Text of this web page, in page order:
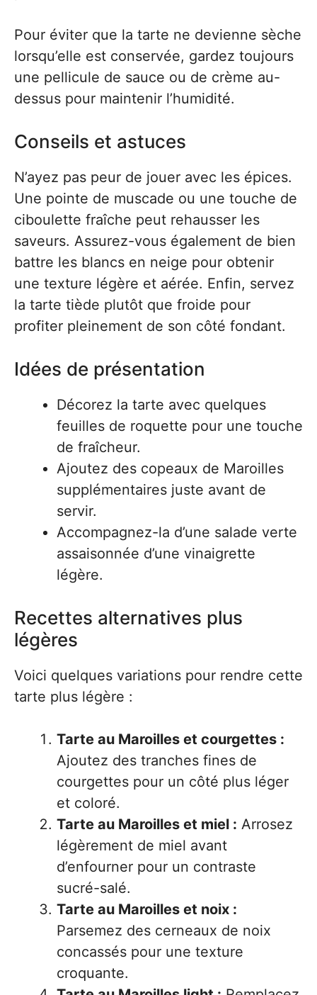
Pour éviter que la tarte ne devienne sèche
lorsqu’elle est conservée, gardez toujours
une pellicule de sauce ou de crème au-
dessus pour maintenir l’humidité.
Conseils et astuces
N’ayez pas peur de jouer avec les épices.
Une pointe de muscade ou une touche de
ciboulette fraîche peut rehausser les
saveurs. Assurez-vous également de bien
battre les blancs en neige pour obtenir
une texture légère et aérée. Enfin, servez
la tarte tiède plutôt que froide pour
profiter pleinement de son côté fondant.
Idées de présentation
Décorez la tarte avec quelques
feuilles de roquette pour une touche
de fraîcheur.
Ajoutez des copeaux de Maroilles
supplémentaires juste avant de
servir.
Accompagnez-la d’une salade verte
assaisonnée d’une vinaigrette
légère.
Recettes alternatives plus
légères
Voici quelques variations pour rendre cette
tarte plus légère :
Tarte au Maroilles et courgettes :
Ajoutez des tranches fines de
courgettes pour un côté plus léger
et coloré.
Tarte au Maroilles et miel : Arrosez
légèrement de miel avant
d’enfourner pour un contraste
sucré-salé.
Tarte au Maroilles et noix :
Parsemez des cerneaux de noix
concassés pour une texture
croquante.